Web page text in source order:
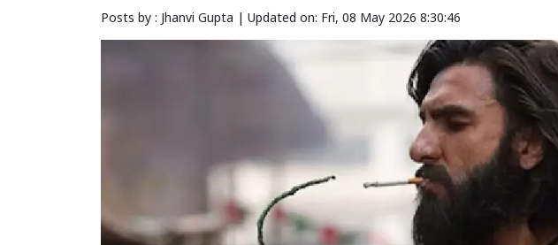
Posts by : Jhanvi Gupta | Updated on: Fri, 08 May 2026 8:30:46